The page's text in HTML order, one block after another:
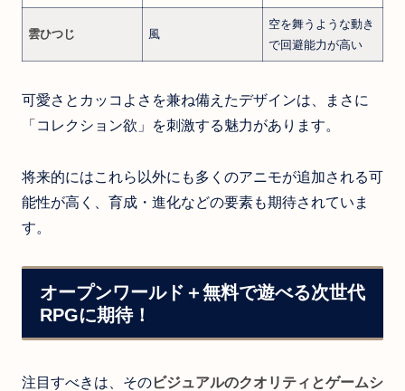
雲ひつじ 風
空を舞うような動き
で回避能力が高い
可愛さとカッコよさを兼ね備えたデザインは、まさに
「コレクション欲」を刺激する魅力があります。
将来的にはこれら以外にも多くのアニモが追加される可
能性が高く、育成・進化などの要素も期待されていま
す。
オープンワールド＋無料で遊べる次世代
RPGに期待！
注目すべきは、そのビジュアルのクオリティとゲームシ